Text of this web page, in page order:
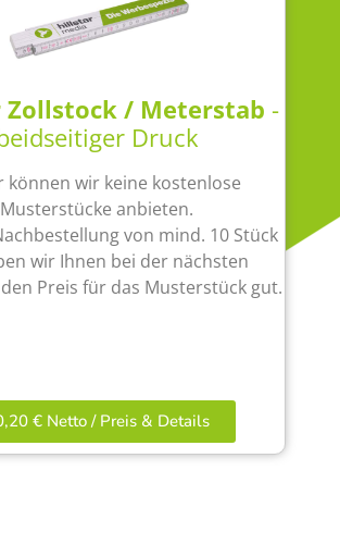
Zollstock / Meterstab -
Druck
können wir keine kostenlose
Musterstücke anbieten.
von mind. 10 Stück
wir Ihnen bei der nächsten
Preis für das Musterstück gut.
€ Netto / Preis & Details